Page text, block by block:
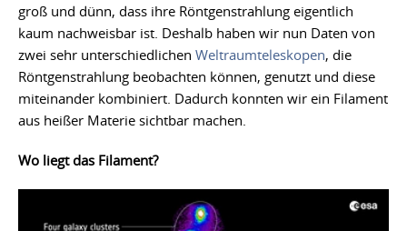
groß und dünn, dass ihre Röntgenstrahlung eigentlich
kaum nachweisbar ist. Deshalb haben wir nun Daten von
zwei sehr unterschiedlichen Weltraumteleskopen, die
Röntgenstrahlung beobachten können, genutzt und diese
miteinander kombiniert. Dadurch konnten wir ein Filament
aus heißer Materie sichtbar machen.
Wo liegt das Filament?